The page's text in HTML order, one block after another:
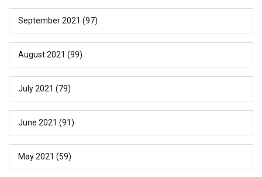
September 2021 (97)
August 2021 (99)
July 2021 (79)
June 2021 (91)
May 2021 (59)